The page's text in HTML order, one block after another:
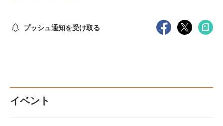
プッシュ通知を受け取る
イベント